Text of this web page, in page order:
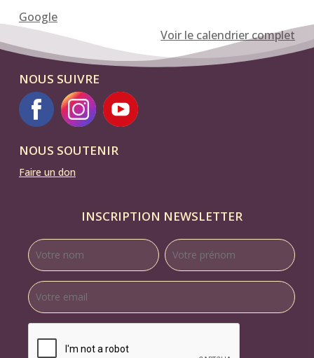
Google
Voir le calendrier complet
NOUS SUIVRE
NOUS SOUTENIR
Faire un don
INSCRIPTION NEWSLETTER